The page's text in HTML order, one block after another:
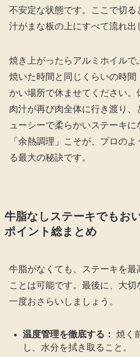
不安定な状態です。ここで切る
汁がまな板の上にすべて流れ出
焼き上がったらアルミホイルで
焼いた時間と同じくらいの時間
かい場所で休ませてください。
肉汁が再び肉全体に行き渡り、
ューシーで柔らかいステーキに
「余熱調理」こそが、プロの
る最大の秘訣です。
牛脂なしステーキでもお
ポイント総まとめ
牛脂がなくても、ステーキを最
ことは可能です。最後に、大切
一度おさらいしましょう。
温度管理を徹底する： 焼く
し、水分を拭き取ること。